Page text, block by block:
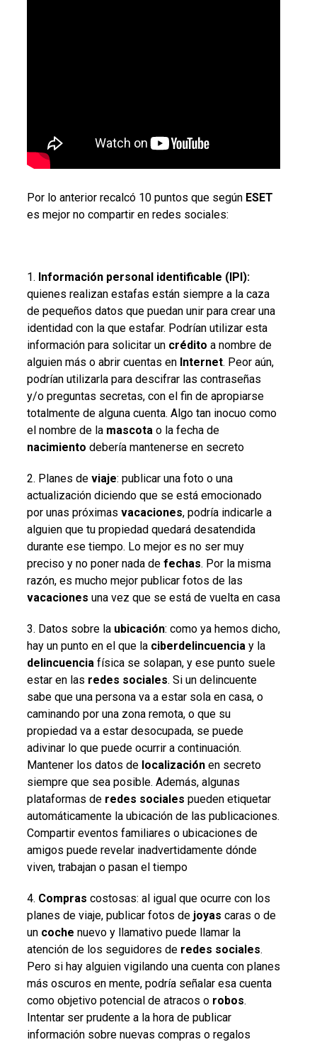
Por lo anterior recalcó 10 puntos que según ESET
es mejor no compartir en redes sociales:
1. Información personal identificable (IPI):
quienes realizan estafas están siempre a la caza
de pequeños datos que puedan unir para crear una
identidad con la que estafar. Podrían utilizar esta
información para solicitar un crédito a nombre de
alguien más o abrir cuentas en Internet. Peor aún,
podrían utilizarla para descifrar las contraseñas
y/o preguntas secretas, con el fin de apropiarse
totalmente de alguna cuenta. Algo tan inocuo como
el nombre de la mascota o la fecha de
nacimiento debería mantenerse en secreto
2. Planes de viaje: publicar una foto o una
actualización diciendo que se está emocionado
por unas próximas vacaciones, podría indicarle a
alguien que tu propiedad quedará desatendida
durante ese tiempo. Lo mejor es no ser muy
preciso y no poner nada de fechas. Por la misma
razón, es mucho mejor publicar fotos de las
vacaciones una vez que se está de vuelta en casa
3. Datos sobre la ubicación: como ya hemos dicho,
hay un punto en el que la ciberdelincuencia y la
delincuencia física se solapan, y ese punto suele
estar en las redes sociales. Si un delincuente
sabe que una persona va a estar sola en casa, o
caminando por una zona remota, o que su
propiedad va a estar desocupada, se puede
adivinar lo que puede ocurrir a continuación.
Mantener los datos de localizaciónen secreto
siempre que sea posible. Además, algunas
plataformas de redes sociales pueden etiquetar
automáticamente la ubicación de las publicaciones.
Compartir eventos familiares o ubicaciones de
amigos puede revelar inadvertidamente dónde
viven, trabajan o pasan el tiempo
4. Compras costosas: al igual que ocurre con los
planes de viaje, publicar fotos de joyas caras o de
un coche nuevo y llamativo puede llamar la
atención de los seguidores de redes sociales.
Pero si hay alguien vigilando una cuenta con planes
más oscuros en mente, podría señalar esa cuenta
como objetivo potencial de atracos o robos.
Intentar ser prudente a la hora de publicar
información sobre nuevas compras o regalos